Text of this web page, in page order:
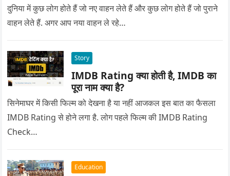
दुनिया में कुछ लोग होते हैं जो नए वाहन लेते हैं और कुछ लोग होते हैं जो पुराने
वाहन लेते हैं. अगर आप नया वाहन ले रहे…
Story
IMDB Rating क्या होती है, IMDB का
पूरा नाम क्या है?
सिनेमाघर में किसी फिल्म को देखना है या नहीं आजकल इस बात का फैसला
IMDB Rating से होने लगा है. लोग पहले फिल्म की IMDB Rating
Check…
Education